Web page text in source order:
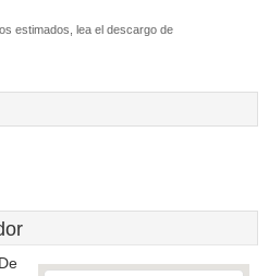
estimados, lea el descargo de